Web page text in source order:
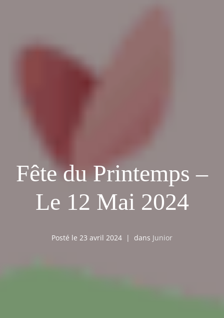
Fête du Printemps –
Le 12 Mai 2024
Posté le 23 avril 2024 dans Junior